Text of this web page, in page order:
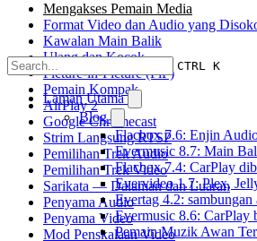
CTRL K
Laman Utama
Blog
Flacbox 7.6: Enjin
Evermusic 8.7: Main
Flacbox 7.4: CarPlay
Evervideo 1.7: Plex,
Evertag 4.2:
Evermusic 8.6: CarPlay
Pemain Muzik Awan
Mengakses Pemain Media
Format Video dan Audio yang
Kawalan Main Balik
Ulang dan Kocok
Picture-in-Picture (PiP)
Pemain Kompak
AirPlay 2
Google Chromecast
Strim Langsung RTSP
Pemilihan Trek Audio
Pemilihan Trek Video
Sarikata — Dalaman dan Luaran
Penyama Audio
Penyama Video
Mod Penskalaan Video